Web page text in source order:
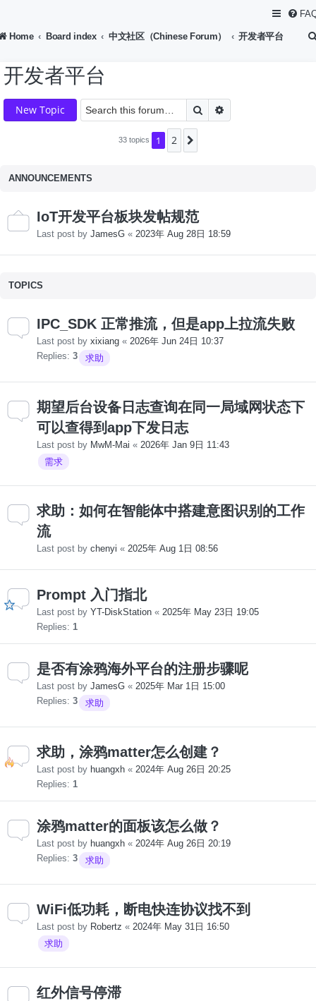
Home Board index 中文社区（Chinese Forum） 开发者平台
开发者平台
New Topic Search
33 topics 1 2
ANNOUNCEMENTS
IoT开发平台板块发帖规范
Last post by JamesG « 2023年 Aug 28日 18:59
TOPICS
IPC_SDK 正常推流，但是app上拉流失败
Last post by xixiang « 2026年 Jun 24日 10:37
Replies: 3 求助
期望后台设备日志查询在同一局域网状态下
可以查得到app下发日志
Last post by MwM-Mai « 2026年 Jan 9日 11:43
需求
求助：如何在智能体中搭建意图识别的工作
流
Last post by chenyi « 2025年 Aug 1日 08:56
Prompt 入门指北
Last post by YT-DiskStation « 2025年 May 23日 19:05
Replies: 1
是否有涂鸦海外平台的注册步骤呢
Last post by JamesG « 2025年 Mar 1日 15:00
Replies: 3 求助
求助，涂鸦matter怎么创建？
Last post by huangxh « 2024年 Aug 26日 20:25
Replies: 1
涂鸦matter的面板该怎么做？
Last post by huangxh « 2024年 Aug 26日 20:19
Replies: 3 求助
WiFi低功耗，断电快连协议找不到
Last post by Robertz « 2024年 May 31日 16:50
求助
红外信号停滞